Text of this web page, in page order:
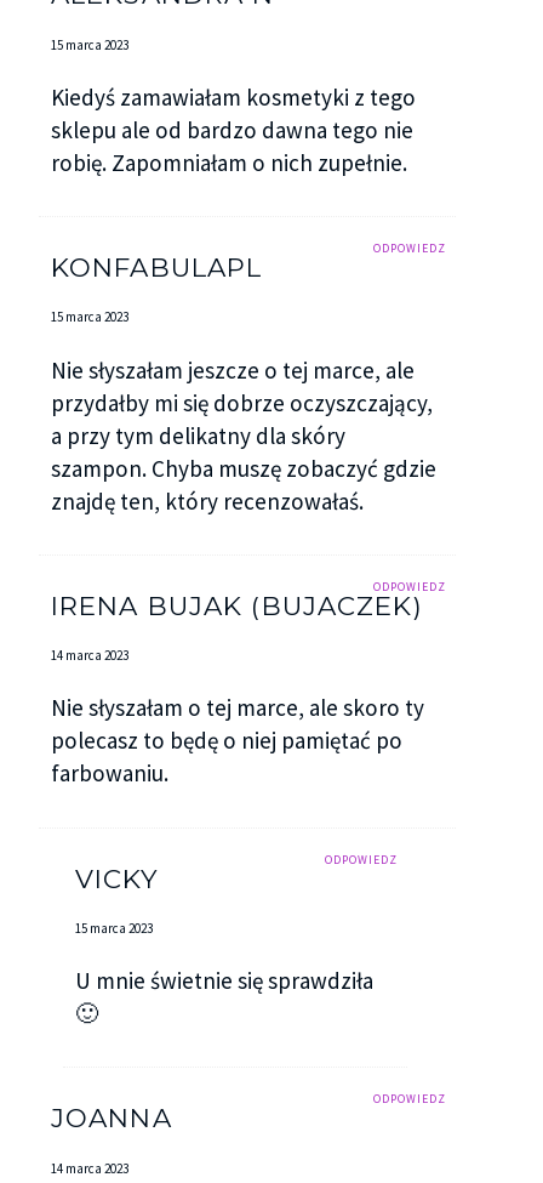
15 marca 2023
Kiedyś zamawiałam kosmetyki z tego
sklepu ale od bardzo dawna tego nie
robię. Zapomniałam o nich zupełnie.
ODPOWIEDZ
KONFABULAPL
15 marca 2023
Nie słyszałam jeszcze o tej marce, ale
przydałby mi się dobrze oczyszczający,
a przy tym delikatny dla skóry
szampon. Chyba muszę zobaczyć gdzie
znajdę ten, który recenzowałaś.
ODPOWIEDZ
IRENA BUJAK (BUJACZEK)
14 marca 2023
Nie słyszałam o tej marce, ale skoro ty
polecasz to będę o niej pamiętać po
farbowaniu.
ODPOWIEDZ
VICKY
15 marca 2023
U mnie świetnie się sprawdziła
🙂
ODPOWIEDZ
JOANNA
14 marca 2023